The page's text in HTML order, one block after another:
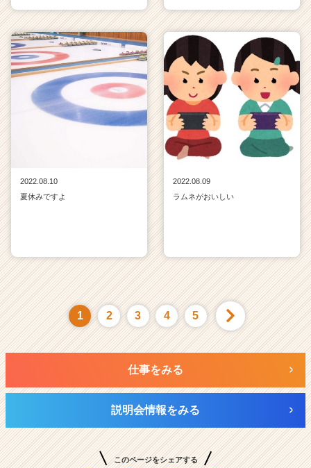
2022.08.10
夏休みですよ
2022.08.09
ラムネがおいしい
1 2 3 4 5
仕事をみる
説明会情報をみる
このページをシェアする